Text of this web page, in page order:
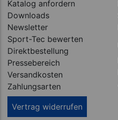
Katalog anfordern
Downloads
Newsletter
Sport-Tec bewerten
Direktbestellung
Pressebereich
Versandkosten
Zahlungsarten
Vertrag widerrufen